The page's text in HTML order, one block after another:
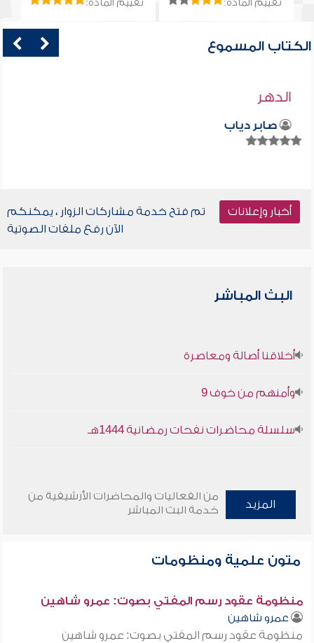
تقييم المادة: تقييم المادة:
الكتاب المسموع
الدهر
صابر دياب
أخبار وإعلانات
تم فتح خدمة مشاركات الزوار ، يمكنكم
الآن رفع ملفات الصوتية
البث المباشر
أخلاقنا أصالة ومعاصرة
وأمنهم من خوف 9
سلسلة محاضرات نفحات رمضانية 1444هـ
المزيد
من الفعاليات والمحاضرات الأرشيفية من
خدمة البث المباشر
متون علمية ومنظومات
منظومة عقود رسم المفتي بصوت: عمرو شاهين
عمرو شاهين
منظومة عقود رسم المفتي بصوت: عمرو شاهين